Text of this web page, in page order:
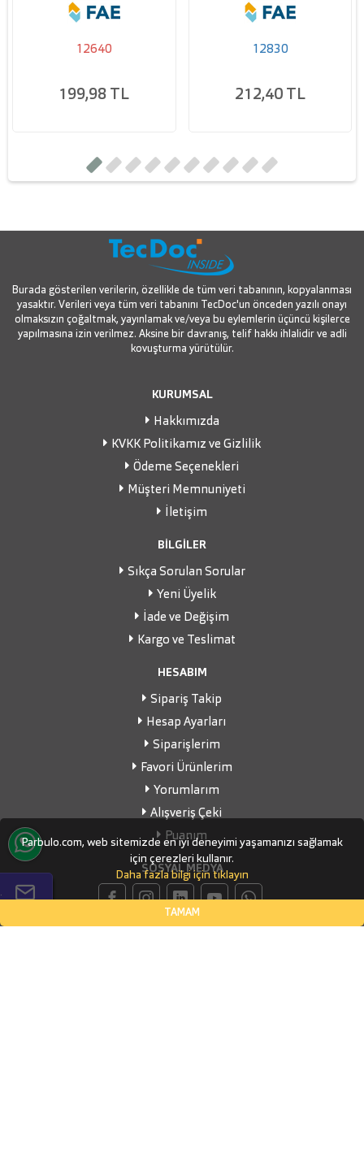
12640
199,98 TL
12830
212,40 TL
Burada gösterilen verilerin, özellikle de tüm veri tabanının, kopyalanması
yasaktır. Verileri veya tüm veri tabanını TecDoc'un önceden yazılı onayı
olmaksızın çoğaltmak, yayınlamak ve/veya bu eylemlerin üçüncü kişilerce
yapılmasına izin verilmez. Aksine bir davranış, telif hakkı ihlalidir ve adli
kovuşturma yürütülür.
KURUMSAL
Hakkımızda
KVKK Politikamız ve Gizlilik
Ödeme Seçenekleri
Müşteri Memnuniyeti
İletişim
BİLGİLER
Sıkça Sorulan Sorular
Yeni Üyelik
İade ve Değişim
Kargo ve Teslimat
HESABIM
Sipariş Takip
Hesap Ayarları
Siparişlerim
Favori Ürünlerim
Yorumlarım
Alışveriş Çeki
Puanım
SOSYAL MEDYA
Parbulo.com, web sitemizde en iyi deneyimi yaşamanızı sağlamak
için çerezleri kullanır.
Daha fazla bilgi için tıklayın
TAMAM